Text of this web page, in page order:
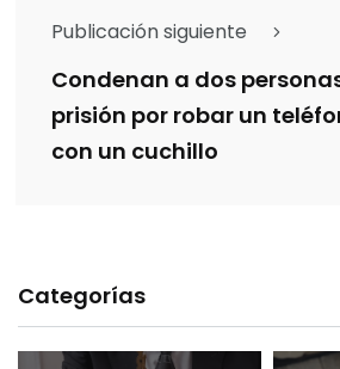
Publicación siguiente
Condenan a dos
prisión por robar un
con un cuchillo
Categorías